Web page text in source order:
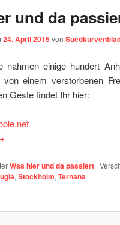
und da
24. April 2015 von
nahmen einige hundert
einem verstorbenen
Geste findet Ihr hier:
Was hier und da passiert |
, Stockholm, Ternana